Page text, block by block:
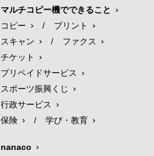
マルチコピー機でできること
コピー
/
プリント
スキャン
/
ファクス
チケット
プリペイドサービス
スポーツ振興くじ
行政サービス
保険
/ 学び・教育
nanaco